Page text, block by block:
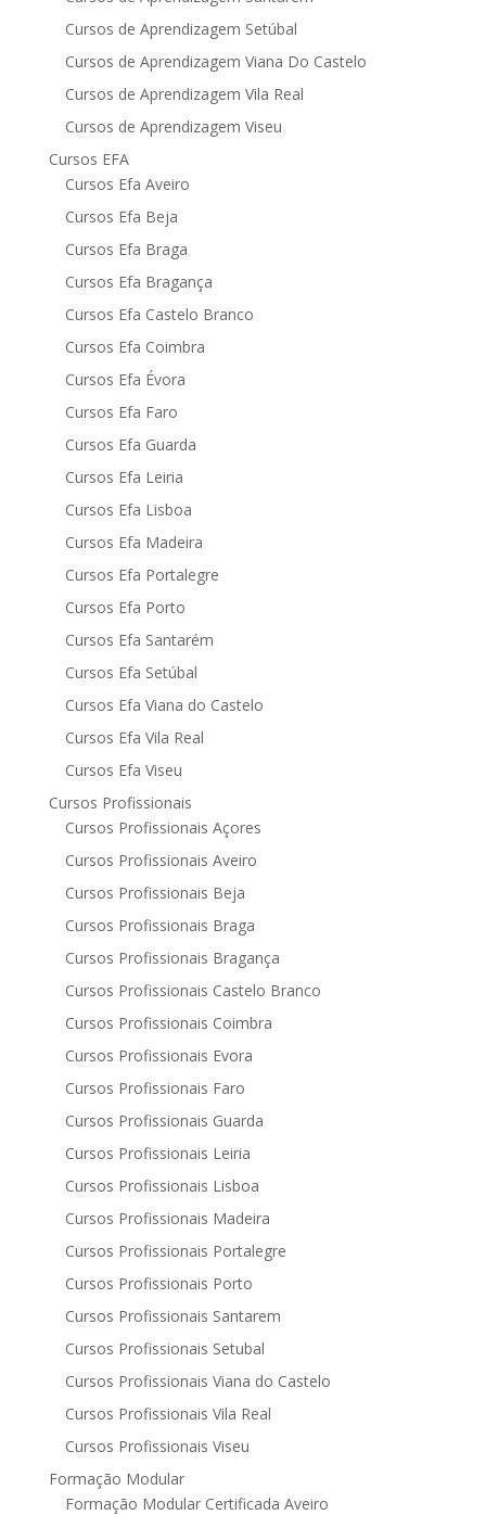
Cursos de Aprendizagem Setúbal
Cursos de Aprendizagem Viana Do Castelo
Cursos de Aprendizagem Vila Real
Cursos de Aprendizagem Viseu
Cursos EFA
Cursos Efa Aveiro
Cursos Efa Beja
Cursos Efa Braga
Cursos Efa Bragança
Cursos Efa Castelo Branco
Cursos Efa Coimbra
Cursos Efa Évora
Cursos Efa Faro
Cursos Efa Guarda
Cursos Efa Leiria
Cursos Efa Lisboa
Cursos Efa Madeira
Cursos Efa Portalegre
Cursos Efa Porto
Cursos Efa Santarém
Cursos Efa Setúbal
Cursos Efa Viana do Castelo
Cursos Efa Vila Real
Cursos Efa Viseu
Cursos Profissionais
Cursos Profissionais Açores
Cursos Profissionais Aveiro
Cursos Profissionais Beja
Cursos Profissionais Braga
Cursos Profissionais Bragança
Cursos Profissionais Castelo Branco
Cursos Profissionais Coimbra
Cursos Profissionais Evora
Cursos Profissionais Faro
Cursos Profissionais Guarda
Cursos Profissionais Leiria
Cursos Profissionais Lisboa
Cursos Profissionais Madeira
Cursos Profissionais Portalegre
Cursos Profissionais Porto
Cursos Profissionais Santarem
Cursos Profissionais Setubal
Cursos Profissionais Viana do Castelo
Cursos Profissionais Vila Real
Cursos Profissionais Viseu
Formação Modular
Formação Modular Certificada Aveiro